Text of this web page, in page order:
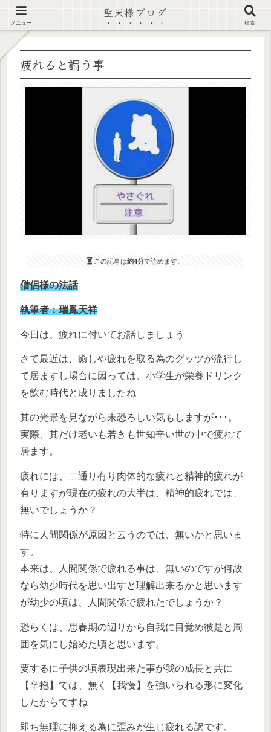
【注意喚起】偽サイト及び偽情報に注意 ▶確認する◀
疲れると謂う事
この記事は約4分で読めます。
僧侶様の法話
執筆者：瑞鳳天祥
今日は、疲れに付いてお話しましょう
さて最近は、癒しや疲れを取る為のグッツが流行し
て居ますし場合に因っては、小学生が栄養ドリンク
を飲む時代と成りましたね
其の光景を見ながら末恐ろしい気もしますが･･･。
実際、其だけ老いも若きも世知辛い世の中で疲れて
居ます。
疲れには、二通り有り肉体的な疲れと精神的疲れが
有りますが現在の疲れの大半は、精神的疲れでは、
無いでしょうか？
特に人間関係が原因と云うのでは、無いかと思いま
す。
本来は、人間関係で疲れる事は、無いのですが何故
なら幼少時代を思い出すと理解出来るかと思います
が幼少の頃は、人間関係で疲れたでしょうか？
恐らくは、思春期の辺りから自我に目覚め彼是と周
囲を気にし始めた頃と思います。
要するに子供の頃表現出来た事が我の成長と共に
【辛抱】では、無く【我慢】を強いられる形に変化
したからですね
即ち無理に抑える為に歪みが生じ疲れる訳です。
メニュー
聖天様ブログ
検索